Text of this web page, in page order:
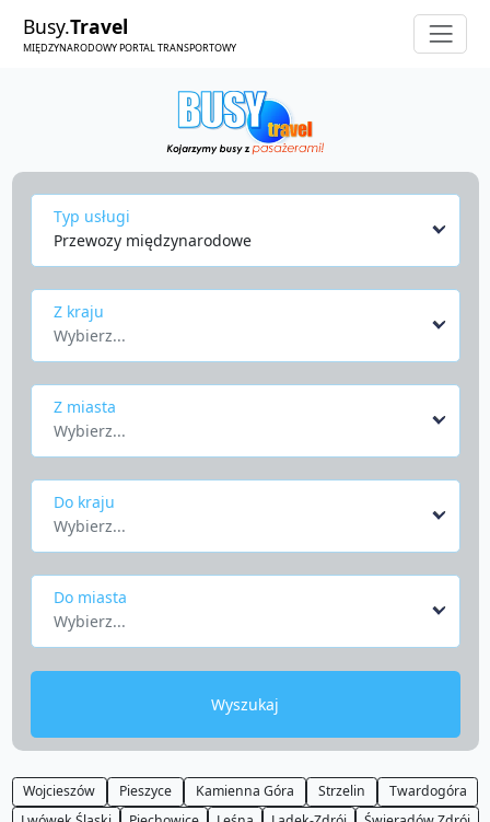
Busy.Travel
MIĘDZYNARODOWY PORTAL TRANSPORTOWY
Typ usługi
Przewozy międzynarodowe
Z kraju
Wybierz...
Z miasta
Wybierz...
Do kraju
Wybierz...
Do miasta
Wybierz...
Wyszukaj
Wojcieszów Pieszyce Kamienna Góra Strzelin
Twardogóra